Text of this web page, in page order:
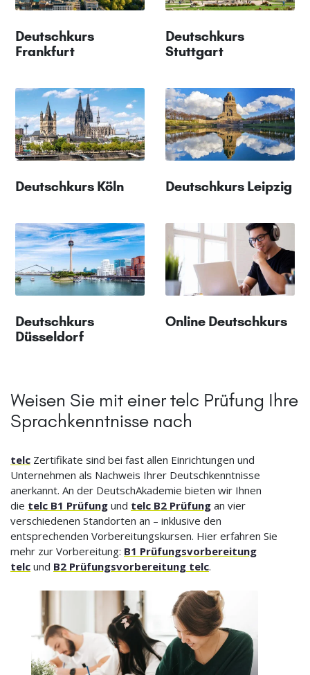
Deutschkurs
Frankfurt
Deutschkurs
Stuttgart
Deutschkurs Köln Deutschkurs Leipzig
Deutschkurs
Düsseldorf
Online Deutschkurs
Weisen Sie mit einer telc Prüfung Ihre
Sprachkenntnisse nach
telc Zertifikate sind bei fast allen Einrichtungen und
Unternehmen als Nachweis Ihrer Deutschkenntnisse
anerkannt. An der DeutschAkademie bieten wir Ihnen
die telc B1 Prüfung und telc B2 Prüfung an vier
verschiedenen Standorten an – inklusive den
entsprechenden Vorbereitungskursen. Hier erfahren Sie
mehr zur Vorbereitung: B1 Prüfungsvorbereitung
telc und B2 Prüfungsvorbereitung telc.